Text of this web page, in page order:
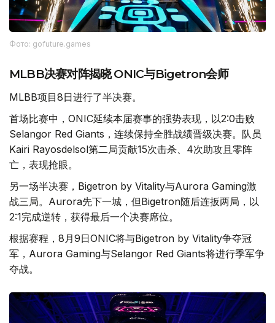
Фото: gofuture.games
MLBB决赛对阵揭晓 ONIC与Bigetron会师
MLBB项目8日进行了半决赛。
首场比赛中，ONIC延续本届赛事的强势表现，以2:0击败
Selangor Red Giants，连续保持全胜战绩晋级决赛。队员
Kairi Rayosdelsol第二局贡献15次击杀、4次助攻且零阵
亡，表现抢眼。
另一场半决赛，Bigetron by Vitality与Aurora Gaming激
战三局。Aurora先下一城，但Bigetron随后连扳两局，以
2:1完成逆转，获得最后一个决赛席位。
根据赛程，8月9日ONIC将与Bigetron by Vitality争夺冠
军，Aurora Gaming与Selangor Red Giants将进行季军争
夺战。